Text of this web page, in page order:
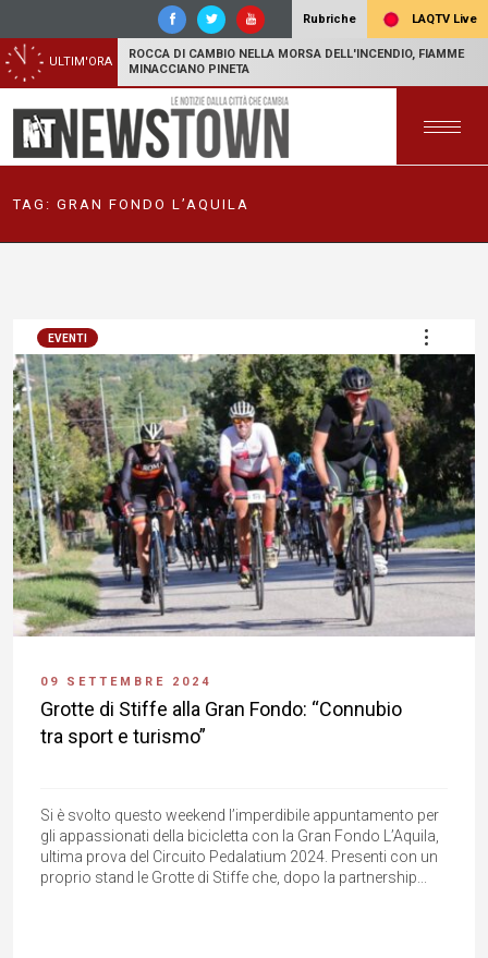
Rubriche LAQTV Live
ULTIM'ORA
ROCCA DI CAMBIO NELLA MORSA DELL'INCENDIO, FIAMME
MINACCIANO PINETA
TAG: GRAN FONDO L’AQUILA
EVENTI
09 SETTEMBRE 2024
Grotte di Stiffe alla Gran Fondo: “Connubio
tra sport e turismo”
Si è svolto questo weekend l’imperdibile appuntamento per
gli appassionati della bicicletta con la Gran Fondo L’Aquila,
ultima prova del Circuito Pedalatium 2024. Presenti con un
proprio stand le Grotte di Stiffe che, dopo la partnership...